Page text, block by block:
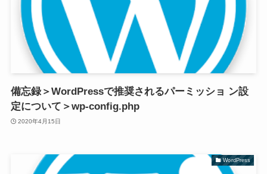
備忘録＞WordPressで推奨されるパーミッショ ン設
定について＞wp-config.php
2020年4月15日
WordPress